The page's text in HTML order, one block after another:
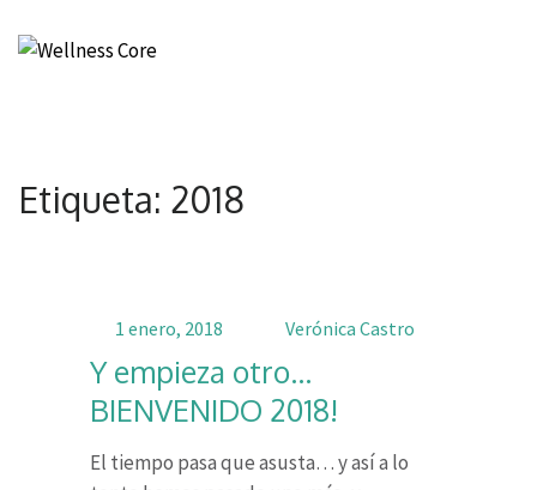
Etiqueta: 2018
1 enero, 2018 Verónica Castro
Y empieza otro…
BIENVENIDO 2018!
El tiempo pasa que asusta… y así a lo